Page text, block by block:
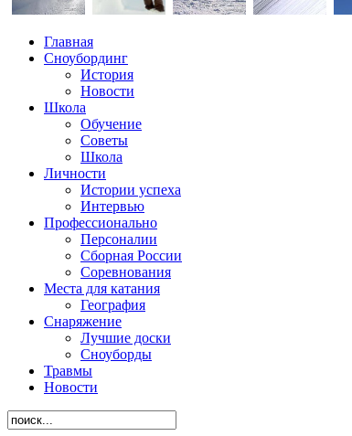
Главная
Сноубординг
История
Новости
Школа
Обучение
Советы
Школа
Личности
Истории успеха
Интервью
Профессионально
Персоналии
Сборная России
Соревнования
Места для катания
География
Снаряжение
Лучшие доски
Сноуборды
Травмы
Новости